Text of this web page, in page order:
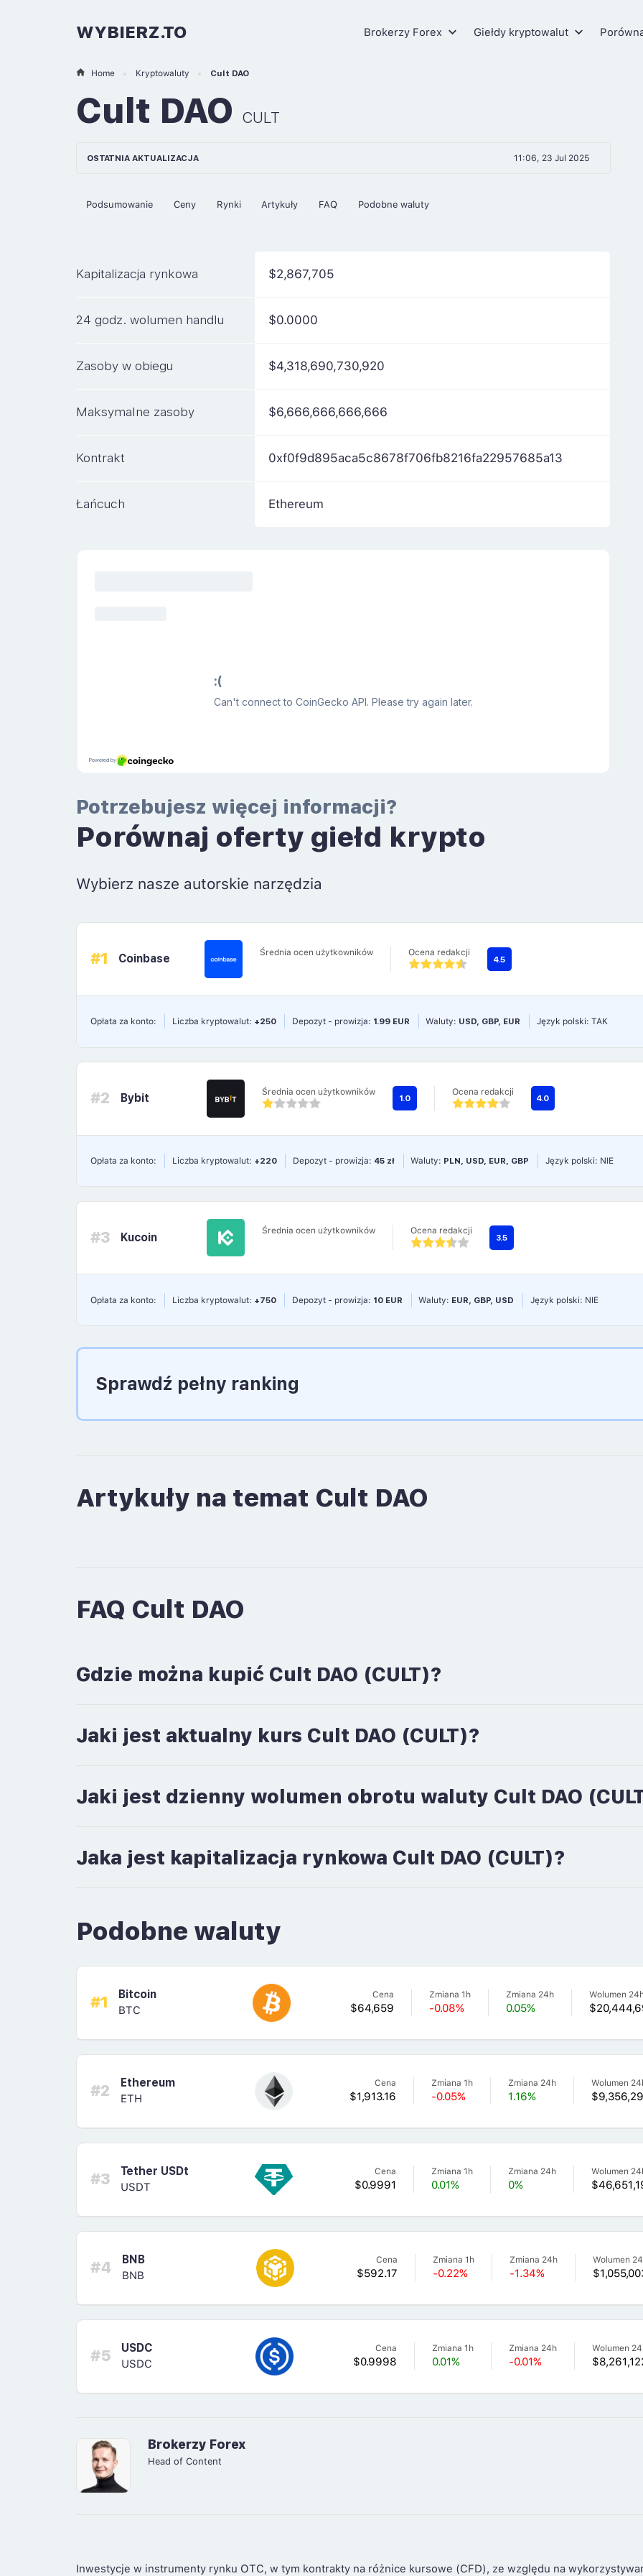
WYBIERZ.TO Brokerzy Forex Giełdy kryptowalut
Home Kryptowaluty Cult DAO
Cult DAO CULT
OSTATNIA AKTUALIZACJA 11:06, 23 Jul 2025
Podsumowanie Ceny Rynki Artykuły FAQ Podobne waluty
Kapitalizacja rynkowa $2,867,705
24 godz. wolumen handlu $0.0000
Zasoby w obiegu $4,318,690,730,920
Maksymalne zasoby $6,666,666,666,666
Kontrakt 0xf0f9d895aca5c8678f706fb8216fa22957685a13
Łańcuch Ethereum
Potrzebujesz więcej informacji?
Porównaj oferty giełd krypto
Wybierz nasze autorskie narzędzia
#1 Coinbase Średnia ocen użytkowników Ocena redakcji
4.5
Opłata za konto: Liczba kryptowalut: +250 Depozyt - prowizja: 1.99 EUR Waluty: USD, GBP, EUR Język polski: TAK
#2 Bybit Średnia ocen użytkowników
1.0
Ocena redakcji
4.0
Opłata za konto: Liczba kryptowalut: +220 Depozyt - prowizja: 45 zł Waluty: PLN, USD, EUR, GBP Język polski: NIE
#3 Kucoin Średnia ocen użytkowników Ocena redakcji
3.5
Opłata za konto: Liczba kryptowalut: +750 Depozyt - prowizja: 10 EUR Waluty: EUR, GBP, USD Język polski: NIE
Sprawdź pełny ranking
Artykuły na temat Cult DAO
FAQ Cult DAO
Gdzie można kupić Cult DAO (CULT)?
Jaki jest aktualny kurs Cult DAO (CULT)?
Jaki jest dzienny wolumen obrotu waluty Cult DAO
Jaka jest kapitalizacja rynkowa Cult DAO (CULT)?
Podobne waluty
#1
Bitcoin
BTC
Cena
$64,659
Zmiana 1h
-0.08%
Zmiana 24h
0.05%
Wolumen
#2
Ethereum
ETH
Cena
$1,913.16
Zmiana 1h
-0.05%
Zmiana 24h
1.16%
Wolumen
#3
Tether USDt
USDT
Cena
$0.9991
Zmiana 1h
0.01%
Zmiana 24h
0%
Wolumen
#4
BNB
BNB
Cena
$592.17
Zmiana 1h
-0.22%
Zmiana 24h
-1.34%
Wolumen
#5
USDC
USDC
Cena
$0.9998
Zmiana 1h
0.01%
Zmiana 24h
-0.01%
Wolumen
Brokerzy Forex
Head of Content
Inwestycje w instrumenty rynku OTC, w tym kontrakty na różnice kursowe (CFD), ze względu na